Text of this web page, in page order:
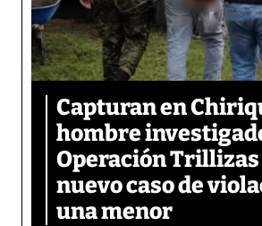
Capturan en
hombre
Operación
nuevo caso de
una menor